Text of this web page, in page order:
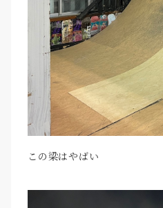
この梁はやばい